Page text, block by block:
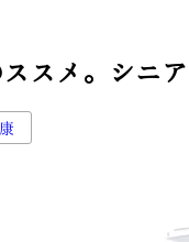
スメ。シニ